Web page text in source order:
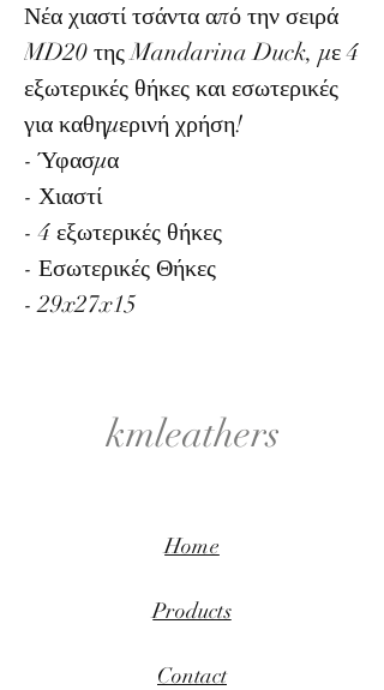
Νέα χιαστί τσάντα από την σειρά
MD20 της Mandarina Duck, με 4
εξωτερικές θήκες και εσωτερικές
για καθημερινή χρήση!
- Ύφασμα
- Χιαστί
- 4 εξωτερικές θήκες
- Εσωτερικές Θήκες
- 29x27x15
kmleathers
Home
Products
Contact